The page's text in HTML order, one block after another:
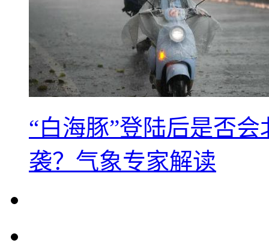
“白海豚”登陆后是否
袭？气象专家解读